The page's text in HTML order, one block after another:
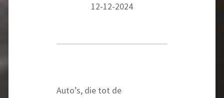
12-12-2024
Auto’s, die tot de